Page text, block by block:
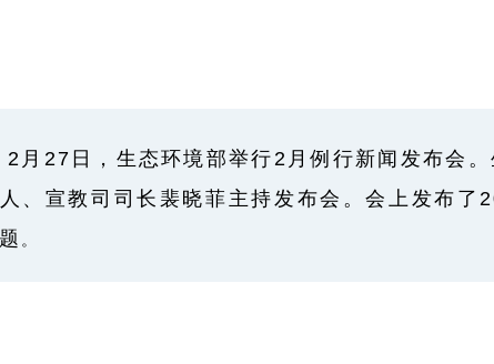
2月27日，生态环境部举行2月例行新闻发布会
、宣教司司长裴晓菲主持发布会。会上发布了
。